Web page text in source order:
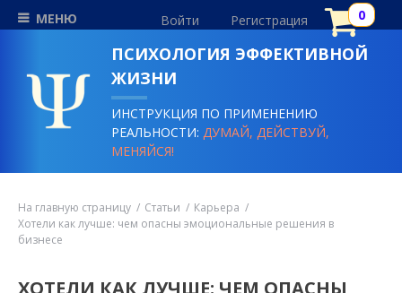
МЕНЮ Войти Регистрация
ПСИХОЛОГИЯ ЭФФЕКТИВНОЙ
ЖИЗНИ
ИНСТРУКЦИЯ ПО ПРИМЕНЕНИЮ
РЕАЛЬНОСТИ:ДУМАЙ, ДЕЙСТВУЙ,
МЕНЯЙСЯ!
На главную страницу Статьи
Карьера
Хотели как лучше: чем опасны эмоциональные решения в
бизнесе
ХОТЕЛИ КАК ЛУЧШЕ: ЧЕМ ОПАСНЫ